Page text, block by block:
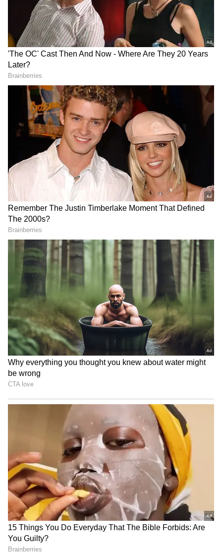
tour | Asianet Telugu
Handloom Workshop
LATEST VIDEOS
గుజరాత్‌లో వింత ఘటన అలల్లా ఎగసి
పడుతున్న బావి నీళ్లు | Virparada village |
Gujarat mysterious well
బంగాళాఖాతంలో అల్పపీడనం...ఇక ఏపీలో
దంచుడే | Asianet News Telugu